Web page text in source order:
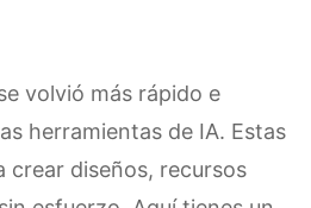
volvió más rápido e
herramientas de IA. Estas
crear diseños, recursos